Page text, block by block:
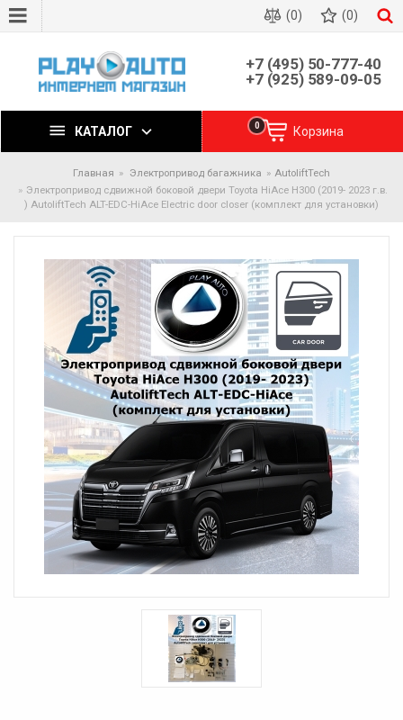
(0) (0)
+7 (495) 50-777-40
+7 (925) 589-09-05
КАТАЛОГ Корзина
0
Главная Электропривод багажника
AutoliftTech
Электропривод сдвижной боковой двери Toyota HiAce H300 (2019- 2023 г.в.
) AutoliftTech ALT-EDC-HiAce Electric door closer (комплект для установки)